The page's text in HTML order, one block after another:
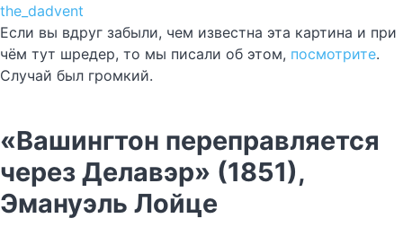
the_dadvent
Если вы вдруг забыли, чем известна эта картина и при
чём тут шредер, то мы писали об этом, посмотрите.
Случай был громкий.
«Вашингтон переправляется
через Делавэр» (1851),
Эмануэль Лойце